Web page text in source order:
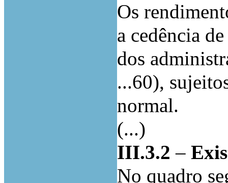
Os
a cedência
dos
...60),
normal.
(...)
III.3.2–
No quadro